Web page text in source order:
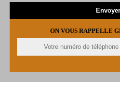
ON VOUS RAPPELLE